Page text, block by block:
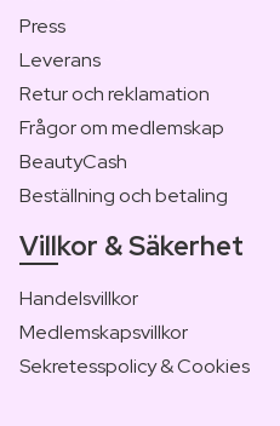
Press
Leverans
Retur och reklamation
Frågor om medlemskap
BeautyCash
Beställning och betaling
Villkor & Säkerhet
Handelsvillkor
Medlemskapsvillkor
Sekretesspolicy & Cookies